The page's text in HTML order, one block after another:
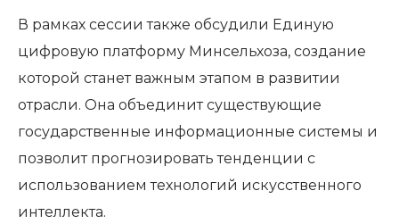
В рамках сессии также обсудили Единую
цифровую платформу Минсельхоза, создание
которой станет важным этапом в развитии
отрасли. Она объединит существующие
государственные информационные системы и
позволит прогнозировать тенденции с
использованием технологий искусственного
интеллекта.